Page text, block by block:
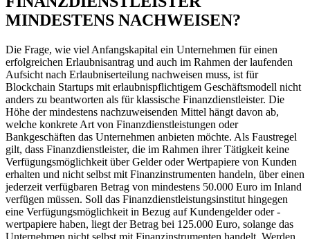
MINDESTENS NACHWEISEN?
Die Frage, wie viel Anfangskapital ein Unternehmen für einen
erfolgreichen Erlaubnisantrag und auch im Rahmen der laufenden
Aufsicht nach Erlaubniserteilung nachweisen muss, ist für
Blockchain Startups mit erlaubnispflichtigem Geschäftsmodell nicht
anders zu beantworten als für klassische Finanzdienstleister. Die
Höhe der mindestens nachzuweisenden Mittel hängt davon ab,
welche konkrete Art von Finanzdienstleistungen oder
Bankgeschäften das Unternehmen anbieten möchte. Als Faustregel
gilt, dass Finanzdienstleister, die im Rahmen ihrer Tätigkeit keine
Verfügungsmöglichkeit über Gelder oder Wertpapiere von Kunden
erhalten und nicht selbst mit Finanzinstrumenten handeln, über einen
jederzeit verfügbaren Betrag von mindestens 50.000 Euro im Inland
verfügen müssen. Soll das Finanzdienstleistungsinstitut hingegen
eine Verfügungsmöglichkeit in Bezug auf Kundengelder oder -
wertpapiere haben, liegt der Betrag bei 125.000 Euro, solange das
Unternehmen nicht selbst mit Finanzinstrumenten handelt. Werden